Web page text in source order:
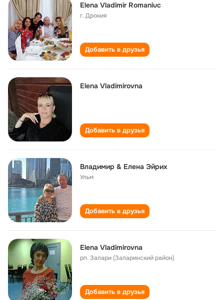
Elena Vladimir Romaniuc
г. Дрокия
Добавить в друзья
Elena Vladimirovna
Добавить в друзья
Владимир & Елена Эйрих
Ульм
Добавить в друзья
Elena Vladimirovna
рп. Залари (Заларинский район)
Добавить в друзья